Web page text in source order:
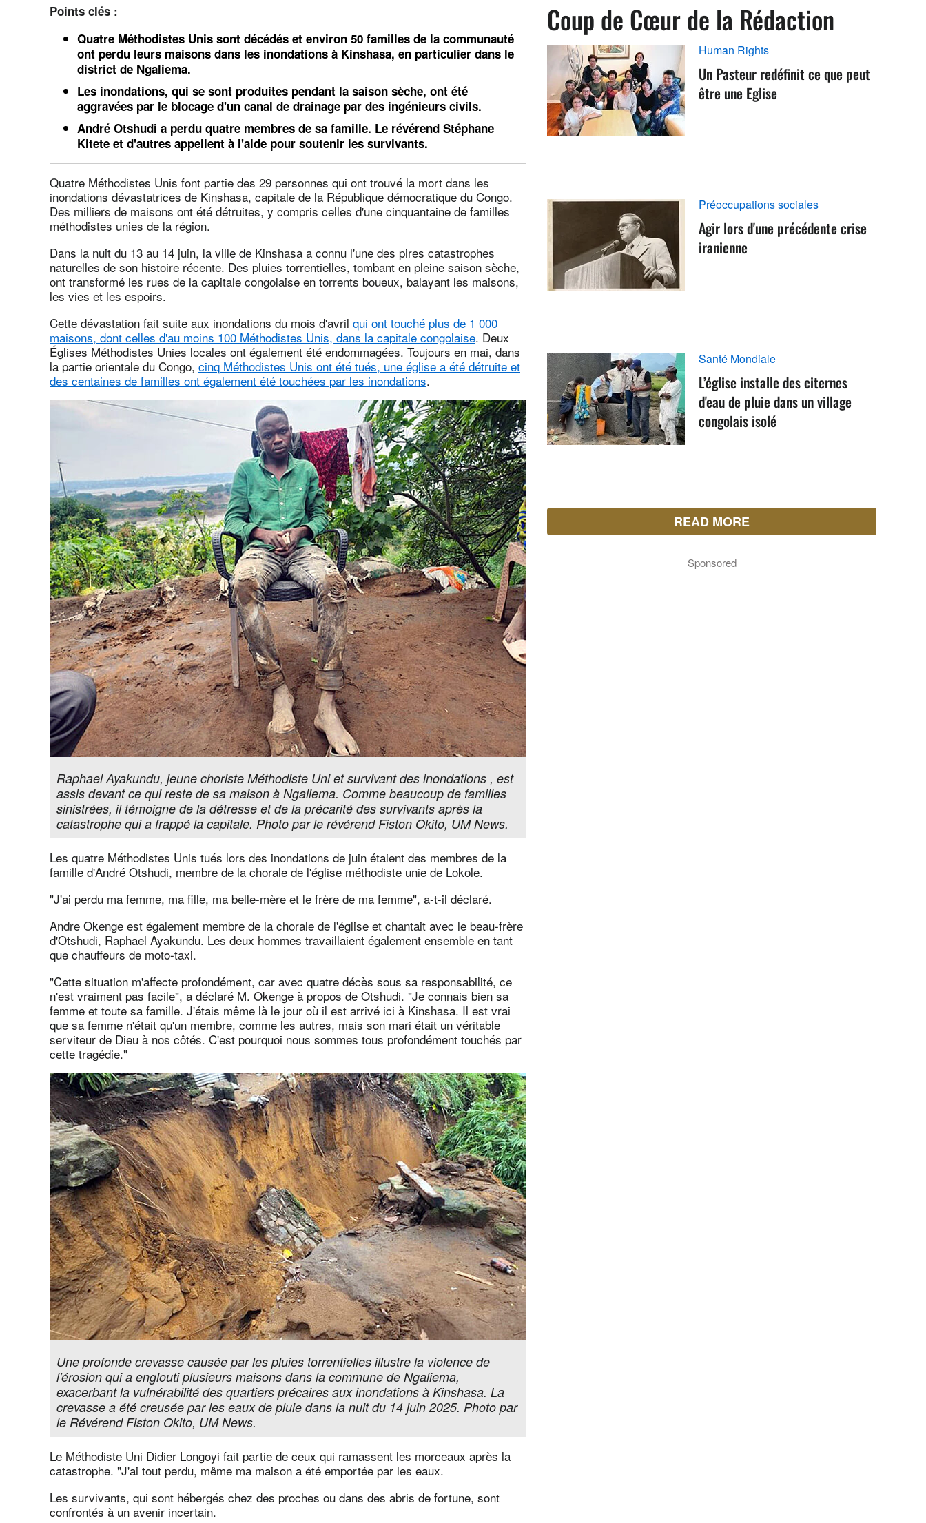
Points clés :
Quatre Méthodistes Unis sont décédés et environ 50 familles de la communauté
ont perdu leurs maisons dans les inondations à Kinshasa, en particulier dans le
district de Ngaliema.
Les inondations, qui se sont produites pendant la saison sèche, ont été
aggravées par le blocage d'un canal de drainage par des ingénieurs civils.
André Otshudi a perdu quatre membres de sa famille. Le révérend Stéphane
Kitete et d'autres appellent à l'aide pour soutenir les survivants.
Quatre Méthodistes Unis font partie des 29 personnes qui ont trouvé la mort dans les
inondations dévastatrices de Kinshasa, capitale de la République démocratique du Congo.
Des milliers de maisons ont été détruites, y compris celles d'une cinquantaine de familles
méthodistes unies de la région.
Dans la nuit du 13 au 14 juin, la ville de Kinshasa a connu l'une des pires catastrophes
naturelles de son histoire récente. Des pluies torrentielles, tombant en pleine saison sèche,
ont transformé les rues de la capitale congolaise en torrents boueux, balayant les maisons,
les vies et les espoirs.
Cette dévastation fait suite aux inondations du mois d'avril qui ont touché plus de 1 000
maisons, dont celles d'au moins 100 Méthodistes Unis, dans la capitale congolaise. Deux
Églises Méthodistes Unies locales ont également été endommagées. Toujours en mai, dans
la partie orientale du Congo, cinq Méthodistes Unis ont été tués, une église a été détruite et
des centaines de familles ont également été touchées par les inondations.
Raphael Ayakundu, jeune choriste Méthodiste Uni et survivant des inondations , est
assis devant ce qui reste de sa maison à Ngaliema. Comme beaucoup de familles
sinistrées, il témoigne de la détresse et de la précarité des survivants après la
catastrophe qui a frappé la capitale. Photo par le révérend Fiston Okito, UM News.
Les quatre Méthodistes Unis tués lors des inondations de juin étaient des membres de la
famille d'André Otshudi, membre de la chorale de l'église méthodiste unie de Lokole.
"J'ai perdu ma femme, ma fille, ma belle-mère et le frère de ma femme", a-t-il déclaré.
Andre Okenge est également membre de la chorale de l'église et chantait avec le beau-frère
d'Otshudi, Raphael Ayakundu. Les deux hommes travaillaient également ensemble en tant
que chauffeurs de moto-taxi.
"Cette situation m'affecte profondément, car avec quatre décès sous sa responsabilité, ce
n'est vraiment pas facile", a déclaré M. Okenge à propos de Otshudi. "Je connais bien sa
femme et toute sa famille. J'étais même là le jour où il est arrivé ici à Kinshasa. Il est vrai
que sa femme n'était qu'un membre, comme les autres, mais son mari était un véritable
serviteur de Dieu à nos côtés. C'est pourquoi nous sommes tous profondément touchés par
cette tragédie."
Une profonde crevasse causée par les pluies torrentielles illustre la violence de
l'érosion qui a englouti plusieurs maisons dans la commune de Ngaliema,
exacerbant la vulnérabilité des quartiers précaires aux inondations à Kinshasa. La
crevasse a été creusée par les eaux de pluie dans la nuit du 14 juin 2025. Photo par
le Révérend Fiston Okito, UM News.
Le Méthodiste Uni Didier Longoyi fait partie de ceux qui ramassent les morceaux après la
catastrophe. "J'ai tout perdu, même ma maison a été emportée par les eaux.
Les survivants, qui sont hébergés chez des proches ou dans des abris de fortune, sont
confrontés à un avenir incertain.
Coup de Cœur de la Rédaction
Human Rights
Un Pasteur redéfinit ce que peut
être une Eglise
Préoccupations sociales
Agir lors d'une précédente crise
iranienne
Santé Mondiale
L’église installe des citernes
d'eau de pluie dans un village
congolais isolé
READ MORE
Sponsored